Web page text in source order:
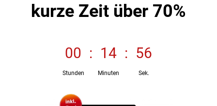
kurze Zeit über 70%
00 : 14 : 56
Stunden Minuten Sek.